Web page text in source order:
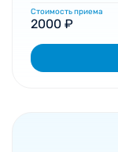
Стоимость приема
2000 ₽